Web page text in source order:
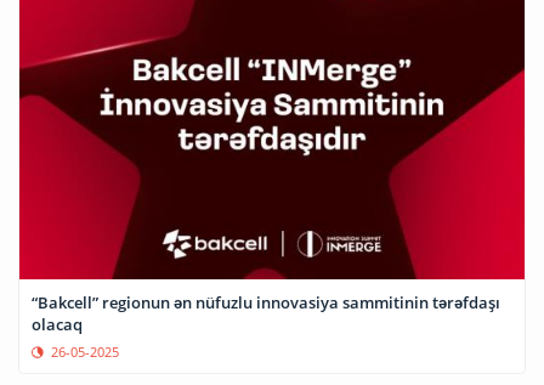
“Bakcell” regionun ən nüfuzlu innovasiya sammitinin tərəfdaşı
olacaq
26-05-2025